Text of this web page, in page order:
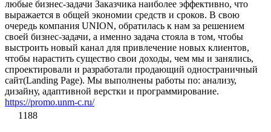
любые бизнес-задачи Заказчика наиболее эффективно, что
выражается в общей экономии средств и сроков. В свою
очередь компания UNION, обратилась к нам за решением
своей бизнес-задачи, а именно задача стояла в том, чтобы
выстроить новый канал для привлечение новых клиентов,
чтобы нарастить существо свои доходы, чем мы и занялись,
спроектировали и разработали продающий одностраничный
сайт(Landing Page). Мы выполнены работы по: анализу,
дизайну, адаптивной верстки и программирование.
https://promo.unm-c.ru/
1188